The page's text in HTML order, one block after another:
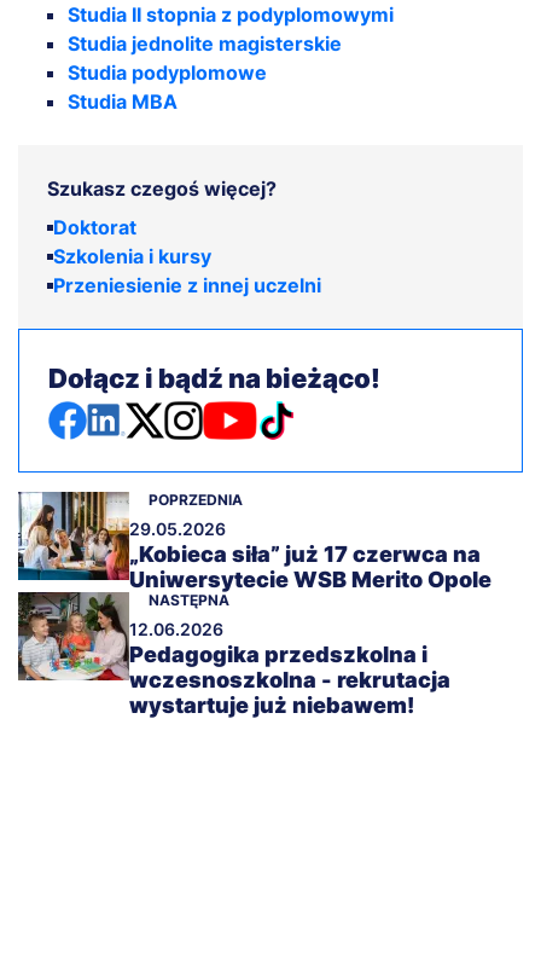
Studia II stopnia z podyplomowymi
Studia jednolite magisterskie
Studia podyplomowe
Studia MBA
Szukasz czegoś więcej?
Doktorat
Szkolenia i kursy
Przeniesienie z innej uczelni
Dołącz i bądź na bieżąco!
POPRZEDNIA
29.05.2026
„Kobieca siła” już 17 czerwca na
Uniwersytecie WSB Merito Opole
NASTĘPNA
12.06.2026
Pedagogika przedszkolna i
wczesnoszkolna - rekrutacja
wystartuje już niebawem!